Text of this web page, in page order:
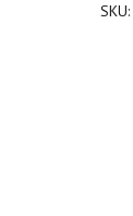
SKU: